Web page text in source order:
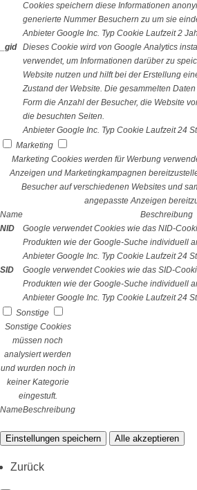
Cookies speichern diese Informationen
generierte Nummer Besuchern zu um sie
Anbieter Google Inc. Typ Cookie Laufzeit 2
_gid
Dieses Cookie wird von Google Analytics
verwendet, um Informationen darüber zu
Website nutzen und hilft bei der Erstellung
Zustand der Website. Die gesammelten
Form die Anzahl der Besucher, die Website
die besuchten Seiten.
Anbieter Google Inc. Typ Cookie Laufzeit 24
Marketing
Marketing Cookies werden für Werbung
Anzeigen und Marketingkampagnen
Besucher auf verschiedenen Websites und
angepasste Anzeigen
Name
Beschreibung
NID
Google verwendet Cookies wie das NID-
Produkten wie der Google-Suche individuell
Anbieter Google Inc. Typ Cookie Laufzeit 24
SID
Google verwendet Cookies wie das SID-
Produkten wie der Google-Suche individuell
Anbieter Google Inc. Typ Cookie Laufzeit 24
Sonstige
Sonstige Cookies
müssen noch
analysiert werden
und wurden noch in
keiner Kategorie
eingestuft.
NameBeschreibung
Einstellungen speichern Alle akzeptieren
Zurück